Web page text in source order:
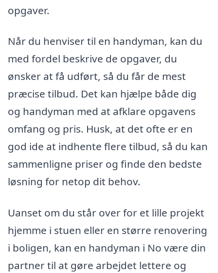
opgaver.
Når du henviser til en handyman, kan du
med fordel beskrive de opgaver, du
ønsker at få udført, så du får de mest
præcise tilbud. Det kan hjælpe både dig
og handyman med at afklare opgavens
omfang og pris. Husk, at det ofte er en
god ide at indhente flere tilbud, så du kan
sammenligne priser og finde den bedste
løsning for netop dit behov.
Uanset om du står over for et lille projekt
hjemme i stuen eller en større renovering
i boligen, kan en handyman i No være din
partner til at gøre arbejdet lettere og